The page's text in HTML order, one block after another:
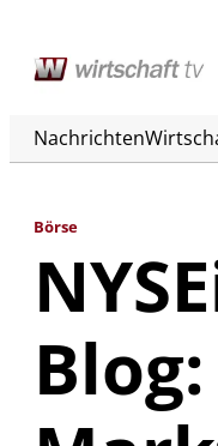
Nachrichten
Börse